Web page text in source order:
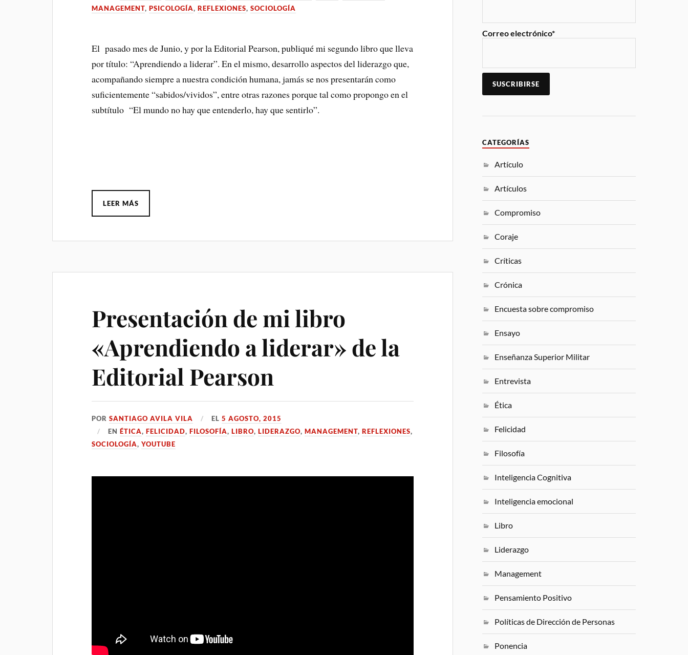
MANAGEMENT,PSICOLOGÍA,REFLEXIONES,SOCIOLOGÍA
El pasado mes de Junio, y por la Editorial Pearson, publiqué mi segundo libro que lleva
por título: “Aprendiendo a liderar”. En el mismo, desarrollo aspectos del liderazgo que,
acompañando siempre a nuestra condición humana, jamás se nos presentarán como
suficientemente “sabidos/vividos”, entre otras razones porque tal como propongo en el
subtítulo “El mundo no hay que entenderlo, hay que sentirlo”.
LEER MÁS
Presentación de mi libro
«Aprendiendo a liderar» de la
Editorial Pearson
PORSANTIAGO AVILA VILA EL5 AGOSTO, 2015
ENÉTICA,FELICIDAD,FILOSOFÍA,LIBRO,LIDERAZGO,MANAGEMENT,REFLEXIONES,
SOCIOLOGÍA,YOUTUBE
Correo electrónico*
CATEGORÍAS
Artículo
Artículos
Compromiso
Coraje
Críticas
Crónica
Encuesta sobre compromiso
Ensayo
Enseñanza Superior Militar
Entrevista
Ética
Felicidad
Filosofía
Inteligencia Cognitiva
Inteligencia emocional
Libro
Liderazgo
Management
Pensamiento Positivo
Políticas de Dirección de Personas
Ponencia